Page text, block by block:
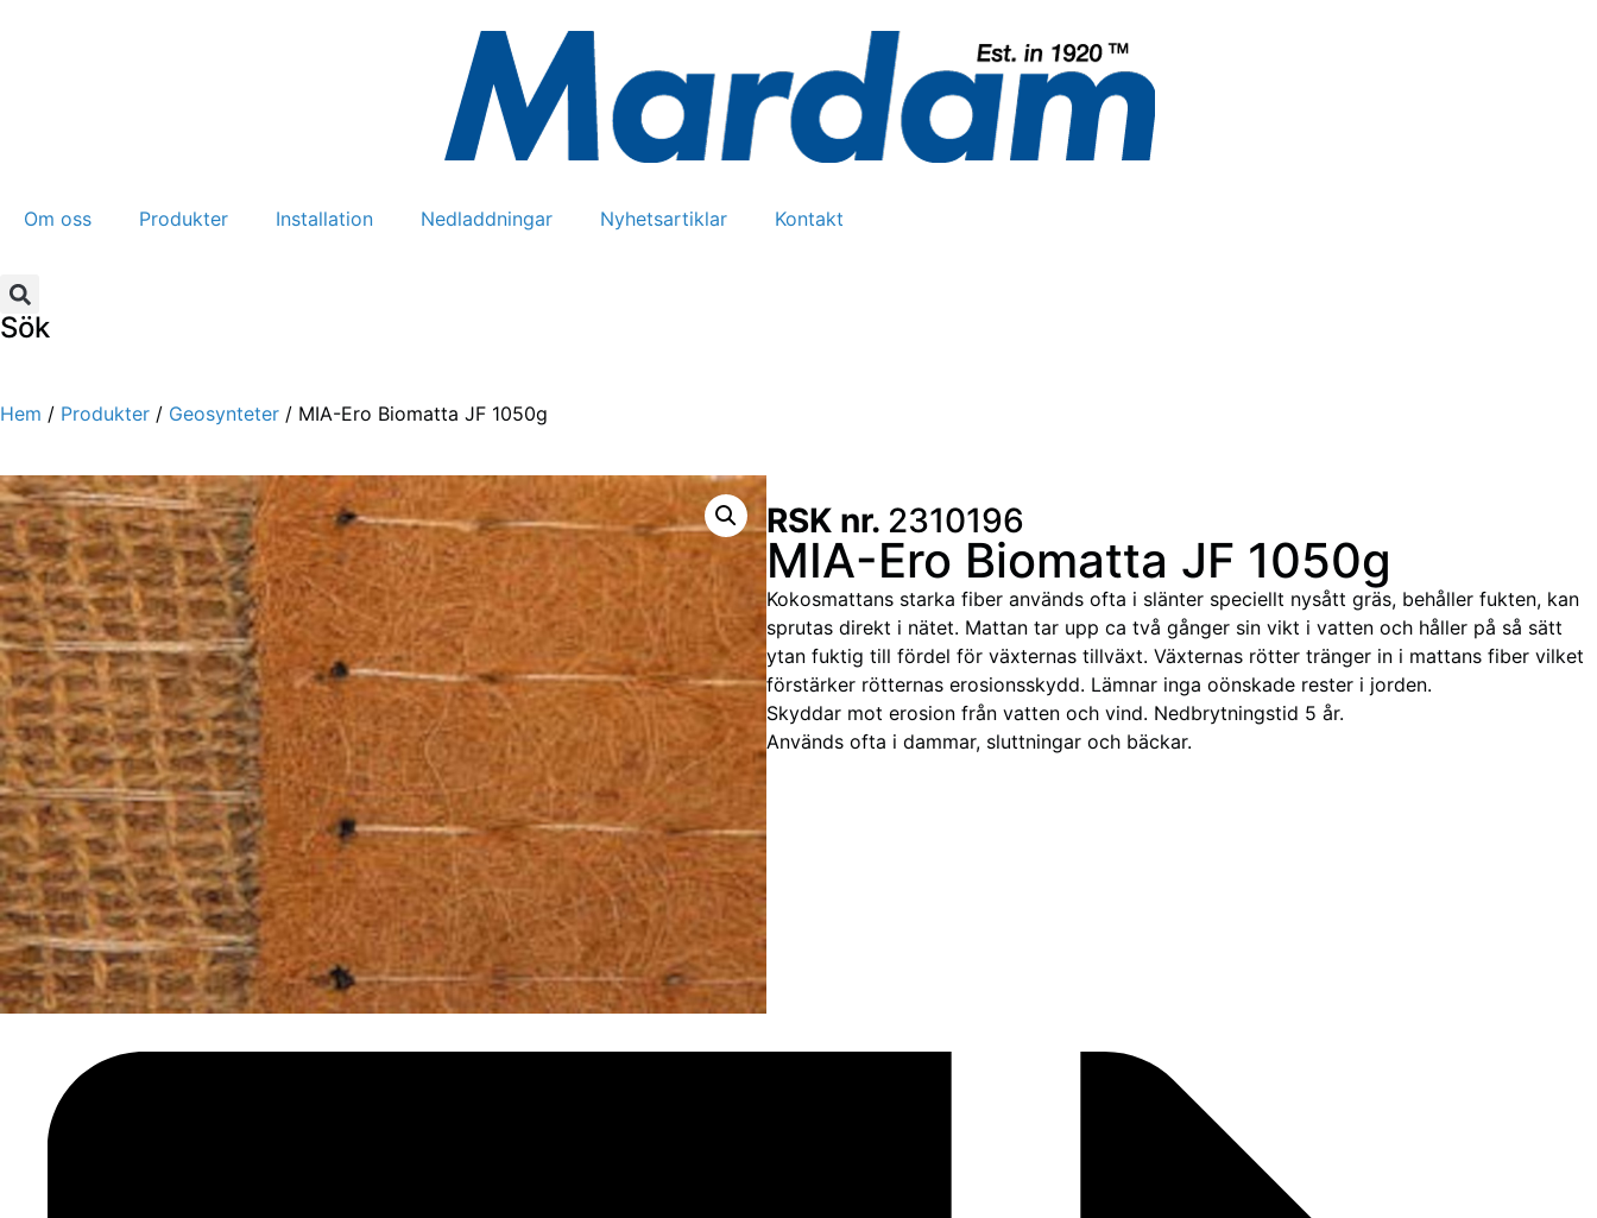
Om oss Produkter Installation Nedladdningar Nyhetsartiklar Kontakt
Sök
Hem / Produkter / Geosynteter / MIA-Ero Biomatta JF 1050g
RSK nr. 2310196
MIA-Ero Biomatta JF 1050g
Kokosmattans starka fiber används ofta i slänter speciellt nysått gräs, behåller fukten, kan
sprutas direkt i nätet. Mattan tar upp ca två gånger sin vikt i vatten och håller på så sätt
ytan fuktig till fördel för växternas tillväxt. Växternas rötter tränger in i mattans fiber vilket
förstärker rötternas erosionsskydd. Lämnar inga oönskade rester i jorden.
Skyddar mot erosion från vatten och vind. Nedbrytningstid 5 år.
Används ofta i dammar, sluttningar och bäckar.